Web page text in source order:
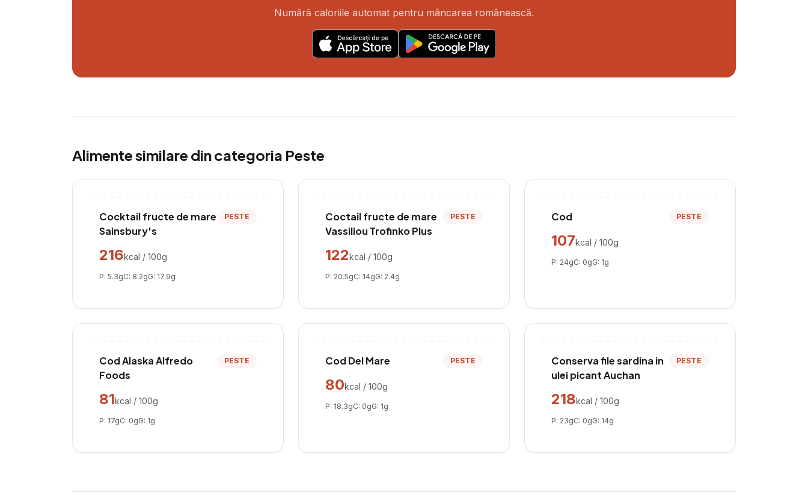
Numără caloriile automat pentru mâncarea românească.
Alimente similare din categoria Peste
Cocktail fructe de mare
Sainsbury's
PESTE
216kcal / 100g
P: 5.3gC: 8.2gG: 17.9g
Coctail fructe de mare
Vassiliou Trofinko Plus
PESTE
122kcal / 100g
P: 20.5gC: 14gG: 2.4g
Cod PESTE
107kcal / 100g
P: 24gC: 0gG: 1g
Cod Alaska Alfredo
Foods
PESTE
81kcal / 100g
P: 17gC: 0gG: 1g
Cod Del Mare PESTE
80kcal / 100g
P: 18.3gC: 0gG: 1g
Conserva file sardina in
ulei picant Auchan
PESTE
218kcal / 100g
P: 23gC: 0gG: 14g